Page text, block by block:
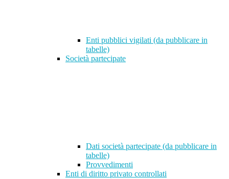
Enti pubblici vigilati (da pubblicare in
tabelle)
Società partecipate
Dati società partecipate (da pubblicare in
tabelle)
Provvedimenti
Enti di diritto privato controllati